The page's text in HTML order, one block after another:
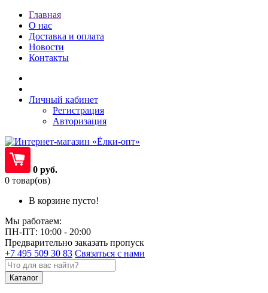
Главная
О нас
Доставка и оплата
Новости
Контакты
Личный кабинет
Регистрация
Авторизация
0 руб.
0 товар(ов)
В корзине пусто!
Мы работаем:
ПН-ПТ: 10:00 - 20:00
Предварительно заказать пропуск
+7 495 509 30 83 Связаться с нами
Каталог